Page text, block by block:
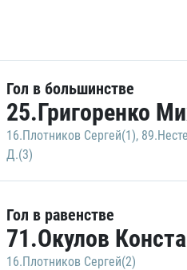
Гол в большинстве
25.Григоренко
16.Плотников Сергей(1),
Д.(3)
Гол в равенстве
71.Окулов
16.Плотников Сергей(2)